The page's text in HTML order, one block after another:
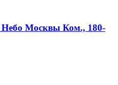
Москвы Ком., 180-